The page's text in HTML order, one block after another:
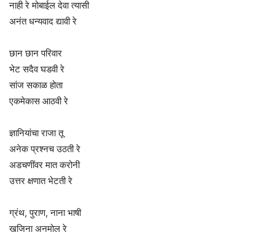
नाही रे मोबाईल देवा त्यासी
अनंत धन्यवाद द्यावी रे
छान छान परिवार
भेट सदैव घडवी रे
सांज सकाळ होता
एकमेकास आठवी रे
ज्ञानियांचा राजा तू
अनेक प्रश्नच उठती रे
अडचणींवर मात करोनी
उत्तर क्षणात भेटती रे
ग्रंथ, पुराण, नाना भाषी
खजिना अनमोल रे